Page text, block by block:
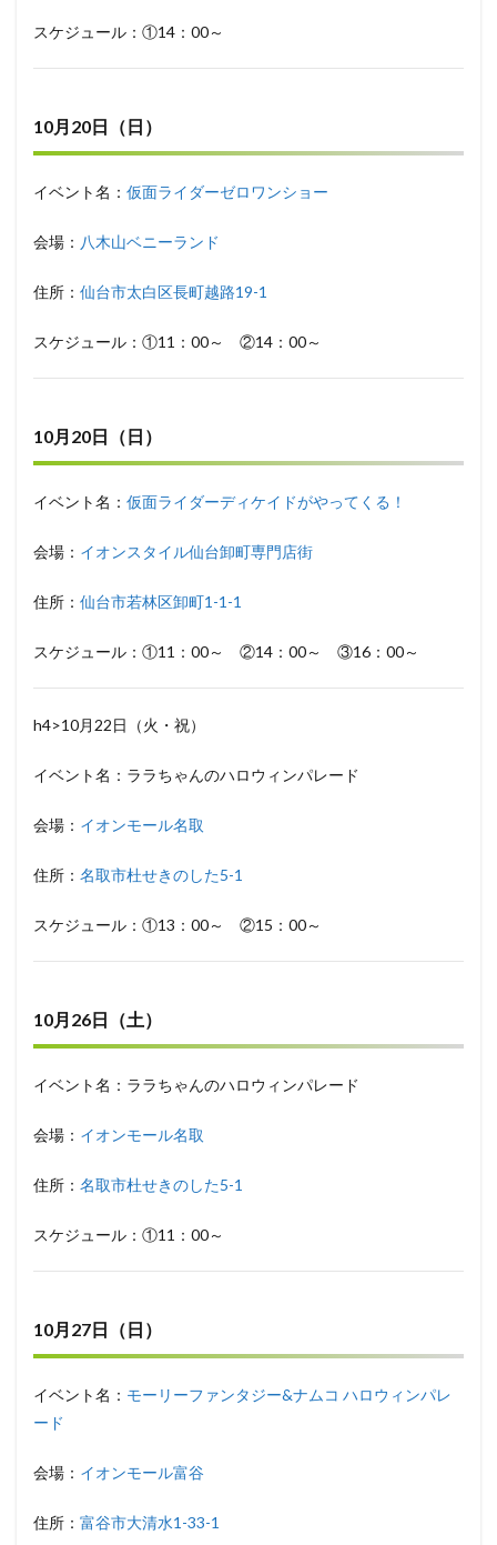
スケジュール：①14：00～
10月20日（日）
イベント名： 仮面ライダーゼロワンショー
会場： 八木山ベニーランド
住所： 仙台市太白区長町越路19-1
スケジュール：①11：00～ ②14：00～
10月20日（日）
イベント名： 仮面ライダーディケイドがやってくる！
会場： イオンスタイル仙台卸町専門店街
住所： 仙台市若林区卸町1-1-1
スケジュール：①11：00～ ②14：00～ ③16：00～
h4>10月22日（火・祝）
イベント名：ララちゃんのハロウィンパレード
会場： イオンモール名取
住所： 名取市杜せきのした5-1
スケジュール：①13：00～ ②15：00～
10月26日（土）
イベント名：ララちゃんのハロウィンパレード
会場： イオンモール名取
住所： 名取市杜せきのした5-1
スケジュール：①11：00～
10月27日（日）
イベント名： モーリーファンタジー&ナムコ ハロウィンパレ
ード
会場： イオンモール富谷
住所： 富谷市大清水1-33-1